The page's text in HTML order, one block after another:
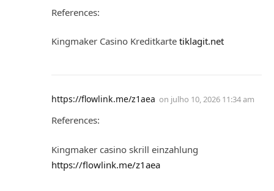
References:
Kingmaker Casino Kreditkarte tiklagit.net
https://flowlink.me/z1aea on julho 10, 2026 11:34 am
References:
Kingmaker casino skrill einzahlung
https://flowlink.me/z1aea